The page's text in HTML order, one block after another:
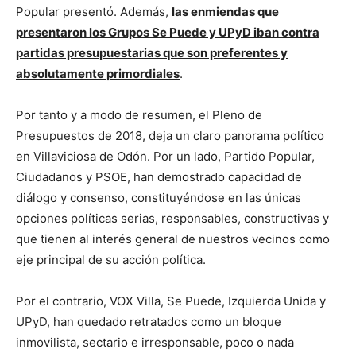
Popular presentó. Además, las enmiendas que
presentaron los Grupos Se Puede y UPyD iban contra
partidas presupuestarias que son preferentes y
absolutamente primordiales.
Por tanto y a modo de resumen, el Pleno de
Presupuestos de 2018, deja un claro panorama político
en Villaviciosa de Odón. Por un lado, Partido Popular,
Ciudadanos y PSOE, han demostrado capacidad de
diálogo y consenso, constituyéndose en las únicas
opciones políticas serias, responsables, constructivas y
que tienen al interés general de nuestros vecinos como
eje principal de su acción política.
Por el contrario, VOX Villa, Se Puede, Izquierda Unida y
UPyD, han quedado retratados como un bloque
inmovilista, sectario e irresponsable, poco o nada